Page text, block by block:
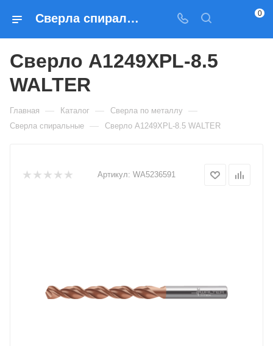
Сверла спиральные Сверло A1249XPL-8.5 WALTER — купить по выгодным ценам в Москве 0
Сверло A1249XPL-8.5
WALTER
Главная — Каталог — Сверла по металлу —
Сверла спиральные — Сверло A1249XPL-8.5 WALTER
Артикул: WA5236591